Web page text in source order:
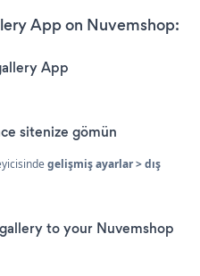
App on Nuvemshop:
App
sitenize gömün
gelişmiş ayarlar > dış
to your Nuvemshop